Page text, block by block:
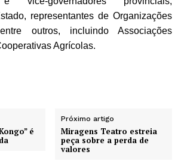
representantes de Organizações
entre outros, incluindo Associações
Agrícolas.
é
Próximo artigo
Miragens Teatro estreia
peça sobre a perda de
valores